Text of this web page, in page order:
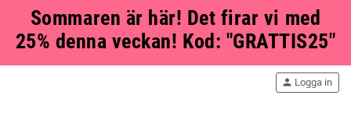
Sommaren är här! Det firar vi med
25% denna veckan! Kod: "GRATTIS25"
person Logga in